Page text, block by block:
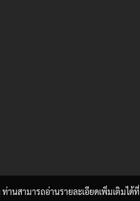
านสามารถอ่านรายละเอียดเพิ่มเติมได้ที่